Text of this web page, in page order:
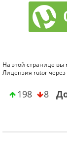
На этой странице вы
Лицензия rutor через
198 8